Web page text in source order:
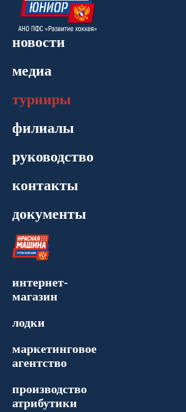
новости
медиа
турниры
филиалы
руководство
контакты
документы
интернет-
магазин
лодки
маркетинговое
агентство
производство
атрибутики